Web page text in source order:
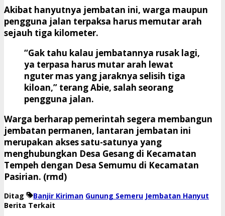
Akibat hanyutnya jembatan ini, warga maupun
pengguna jalan terpaksa harus memutar arah
sejauh tiga kilometer.
“Gak tahu kalau jembatannya rusak lagi,
ya terpasa harus mutar arah lewat
nguter mas yang jaraknya selisih tiga
kiloan,” terang Abie, salah seorang
pengguna jalan.
Warga berharap pemerintah segera membangun
jembatan permanen, lantaran jembatan ini
merupakan akses satu-satunya yang
menghubungkan Desa Gesang di Kecamatan
Tempeh dengan Desa Semumu di Kecamatan
Pasirian. (rmd)
Ditag Banjir Kiriman Gunung Semeru Jembatan Hanyut
Berita Terkait